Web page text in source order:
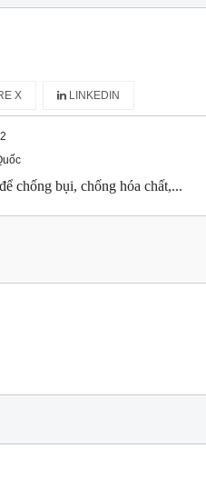
X LINKEDIN
chống bụi, chống hóa chất,...